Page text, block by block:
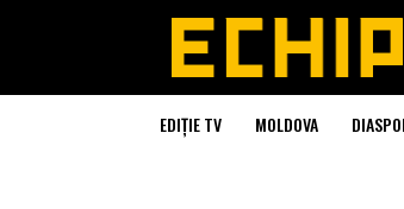
EDIȚIE TV MOLDOVA